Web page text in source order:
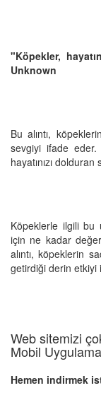
"Köpekler,
Unknown
Bu alıntı,
sevgiyi ifade eder.
hayatınızı dolduran
Köpeklerle ilgili bu
için ne kadar
alıntı, köpeklerin
getirdiği derin etkiyi
Web sitemizi
Mobil
Hemen indirmek